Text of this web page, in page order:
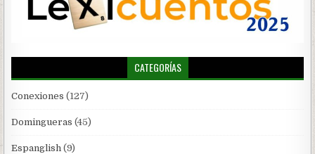
CATEGORÍAS
Conexiones (127)
Domingueras (45)
Espanglish (9)